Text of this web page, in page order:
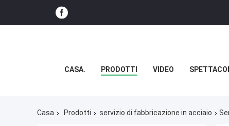
CASA. PRODOTTI VIDEO
Casa Prodotti servizio di fabbricazione in acciaio